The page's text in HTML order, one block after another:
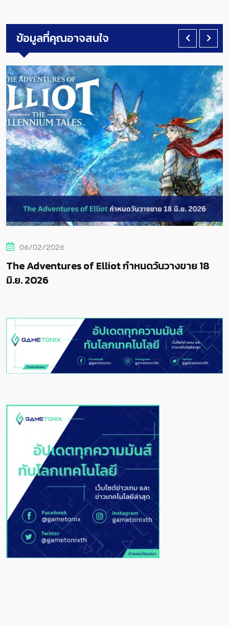
ข้อมูลที่คุณอาจสนใจ
06/02/2026
The Adventures of Elliot กำหนดวันวางขาย 18
มิ.ย. 2026